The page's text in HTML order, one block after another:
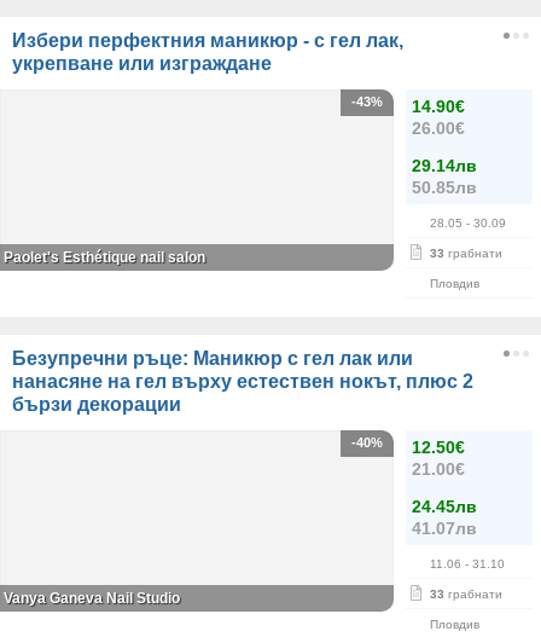
Избери перфектния маникюр - с гел лак,
укрепване или изграждане
14.90€
26.00€
29.14лв
50.85лв
28.05 - 30.09
33 грабнати
Пловдив
-43%
Paolet's Esthétique nail salon
Безупречни ръце: Маникюр с гел лак или
нанасяне на гел върху естествен нокът, плюс 2
бързи декорации
12.50€
21.00€
24.45лв
41.07лв
11.06 - 31.10
33 грабнати
Пловдив
-40%
Vanya Ganeva Nail Studio